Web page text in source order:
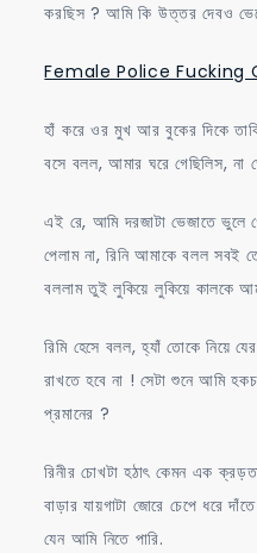
করছিস ? আমি কি উত্তর দেবও
Female Police Fucking
হাঁ করে ওর মুখ আর বুকের দিকে
বসে বলল, আমার ঘরে গেছিলিস, না
এই রে, আমি দরজাটা ভেজাতে
পেলাম না, রিনি আমাকে বলল সবই
বললাম তুই লুকিয়ে লুকিয়ে কালকে
রিমি হেসে বলল, হ্যাঁ তোকে নিয়ে
রাখতে হবে না ! সেটা শুনে আমি
প্রমানের ?
রিনীর চোখটা হঠাৎ কেমন এক
বাড়ার যায়গাটা জোরে চেপে ধরে
যেন আমি নিতে পারি.